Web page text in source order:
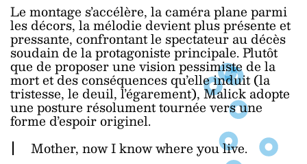
Le montage s’accélère, la caméra plane parmi
les décors, la mélodie devient plus présente et
pressante, confrontant le spectateur au décès
soudain de la protagoniste principale. Plutôt
que de proposer une vision pessimiste de la
mort et des conséquences qu’elle induit (la
tristesse, le deuil, l’égarement), Malick adopte
une posture résolument tournée vers une
forme d’espoir originel.
Mother, now I know where you live.